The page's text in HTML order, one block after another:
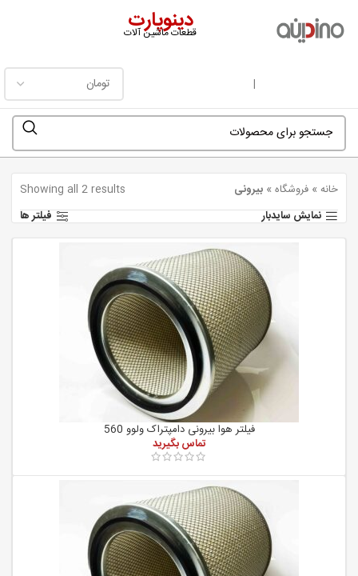
دینوپارت
قطعات ماشین آلات
|
خانه» فروشگاه» بیرونی
Showing all 2 results
نمایش سایدبار
فیلتر ها
فیلتر هوا بیرونی دامپتراک ولوو 560